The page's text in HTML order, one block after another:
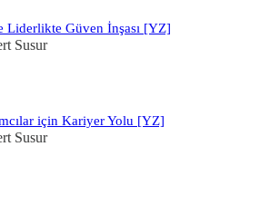
Liderlikte Güven İnşası [YZ]
Susur
için Kariyer Yolu [YZ]
Susur